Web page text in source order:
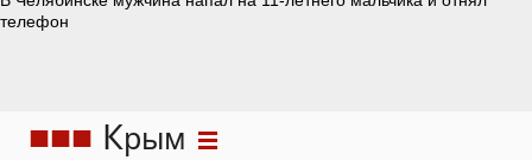
Крым